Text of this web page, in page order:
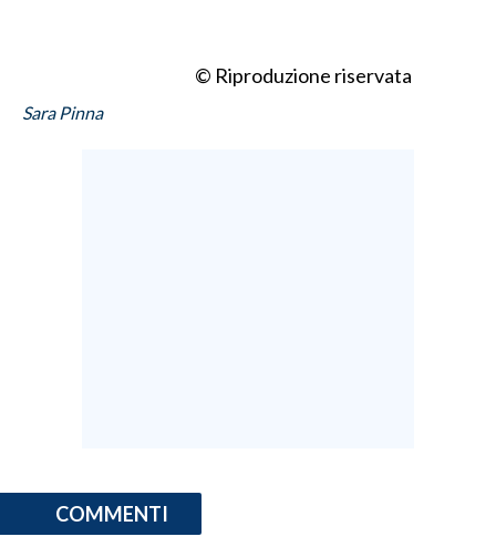
© Riproduzione riservata
Sara Pinna
COMMENTI